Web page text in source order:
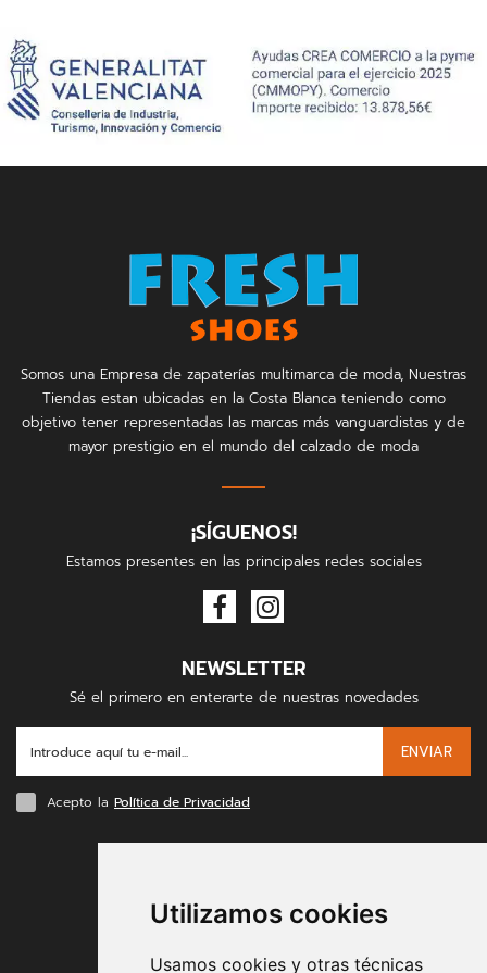
Utilizamos cookies
Usamos cookies y otras técnicas
Somos una Empresa de zapaterías multimarca de moda, Nuestras
Tiendas estan ubicadas en la Costa Blanca teniendo como
objetivo tener representadas las marcas más vanguardistas y de
mayor prestigio en el mundo del calzado de moda
¡SÍGUENOS!
Estamos presentes en las principales redes sociales
NEWSLETTER
Sé el primero en enterarte de nuestras novedades
ENVIAR
Acepto la Política de Privacidad